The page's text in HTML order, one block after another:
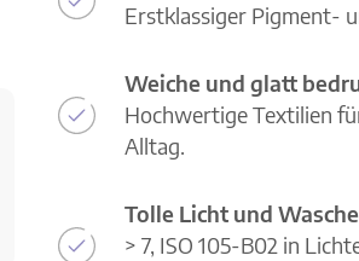
Erstklassiger Pigment-
Weiche und glatt
Hochwertige Textilien
Alltag.
Tolle Licht und
> 7, ISO 105-B02 in